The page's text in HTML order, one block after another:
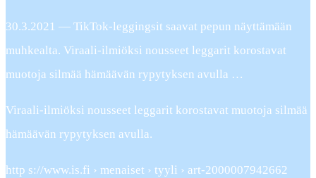
30.3.2021 — TikTok-leggingsit saavat pepun näyttämään
muhkealta. Viraali-ilmiöksi nousseet leggarit korostavat
muotoja silmää hämäävän rypytyksen avulla …
Viraali-ilmiöksi nousseet leggarit korostavat muotoja silmää
hämäävän rypytyksen avulla.
http s://www.is.fi › menaiset › tyyli › art-2000007942662